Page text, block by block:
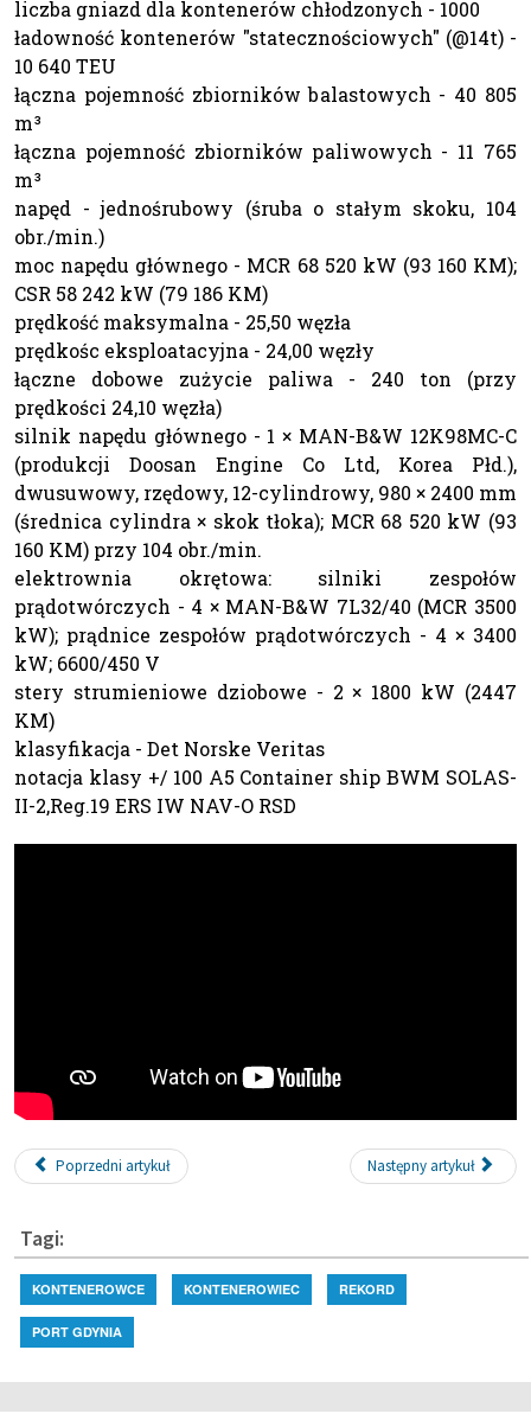
liczba gniazd dla kontenerów chłodzonych - 1000
ładowność kontenerów "statecznościowych" (@14t) -
10 640 TEU
łączna pojemność zbiorników balastowych - 40 805
m³
łączna pojemność zbiorników paliwowych - 11 765
m³
napęd - jednośrubowy (śruba o stałym skoku, 104
obr./min.)
moc napędu głównego - MCR 68 520 kW (93 160 KM);
CSR 58 242 kW (79 186 KM)
prędkość maksymalna - 25,50 węzła
prędkośc eksploatacyjna - 24,00 węzły
łączne dobowe zużycie paliwa - 240 ton (przy
prędkości 24,10 węzła)
silnik napędu głównego - 1 × MAN-B&W 12K98MC-C
(produkcji Doosan Engine Co Ltd, Korea Płd.),
dwusuwowy, rzędowy, 12-cylindrowy, 980 × 2400 mm
(średnica cylindra × skok tłoka); MCR 68 520 kW (93
160 KM) przy 104 obr./min.
elektrownia okrętowa: silniki zespołów
prądotwórczych - 4 × MAN-B&W 7L32/40 (MCR 3500
kW); prądnice zespołów prądotwórczych - 4 × 3400
kW; 6600/450 V
stery strumieniowe dziobowe - 2 × 1800 kW (2447
KM)
klasyfikacja - Det Norske Veritas
notacja klasy +/ 100 A5 Container ship BWM SOLAS-
II-2,Reg.19 ERS IW NAV-O RSD
Poprzedni artykuł Następny artykuł
Tagi:
KONTENEROWCE KONTENEROWIEC REKORD
PORT GDYNIA